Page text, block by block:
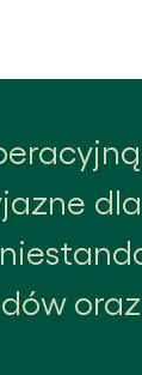
dla
oraz